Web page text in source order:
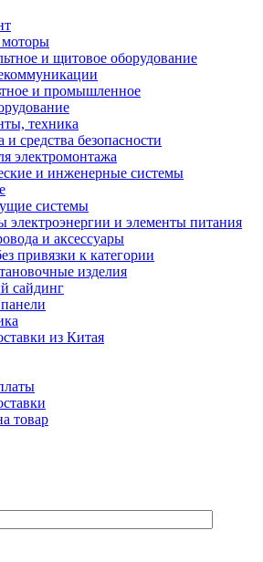
и щитовое оборудование
и промышленное
техника
и средства безопасности
электромонтажа
и инженерные системы
системы
электроэнергии и элементы питания
и аксессуары
привязки к категории
изделия
сайдинг
из Китая
товар